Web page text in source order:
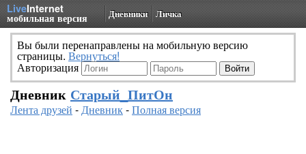
LiveInternet
мобильная версия Дневники Личка
Вы были перенаправлены на мобильную версию
страницы. Вернуться!
Авторизация
Дневник Старый_ПитОн
Лента друзей -Дневник-Полная версия